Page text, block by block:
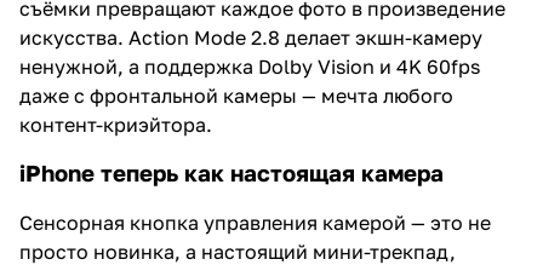
съёмки превращают каждое фото в произведение
искусства. Action Mode 2.8 делает экшн-камеру
ненужной, а поддержка Dolby Vision и 4K 60fps
даже с фронтальной камеры — мечта любого
контент-криэйтора.
iPhone теперь как настоящая камера
Сенсорная кнопка управления камерой — это не
просто новинка, а настоящий мини-трекпад,